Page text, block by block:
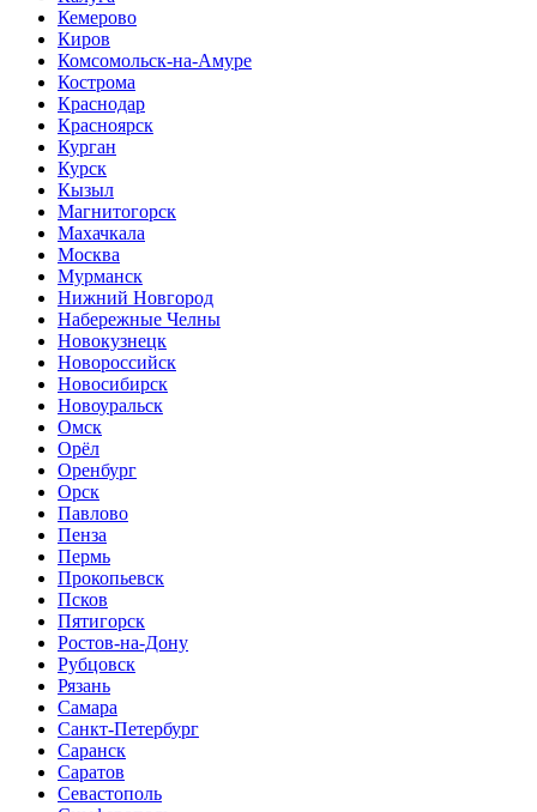
Кемерово
Киров
Комсомольск-на-Амуре
Кострома
Краснодар
Красноярск
Курган
Курск
Кызыл
Магнитогорск
Махачкала
Москва
Мурманск
Нижний Новгород
Набережные Челны
Новокузнецк
Новороссийск
Новосибирск
Новоуральск
Омск
Орёл
Оренбург
Орск
Павлово
Пенза
Пермь
Прокопьевск
Псков
Пятигорск
Ростов-на-Дону
Рубцовск
Рязань
Самара
Санкт-Петербург
Саранск
Саратов
Севастополь